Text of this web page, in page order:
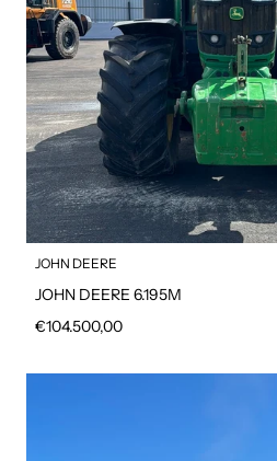
JOHN DEERE
JOHN DEERE 6.195M
Prezzo regolare
€104.500,00